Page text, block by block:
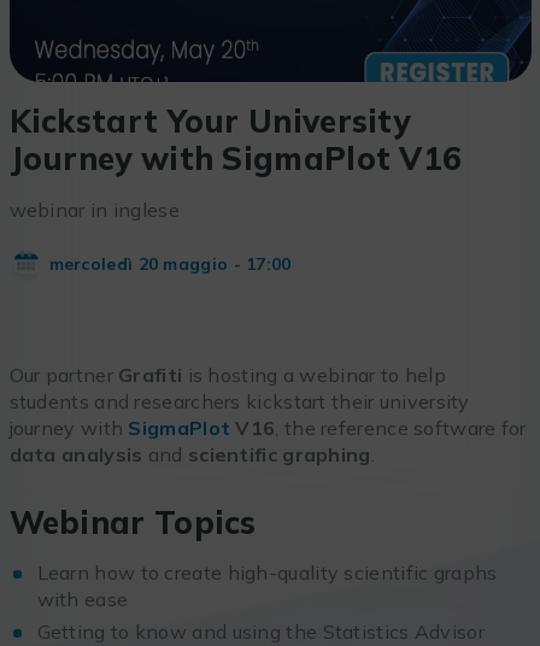
Kickstart Your University
Journey with SigmaPlot V16
webinar in inglese
mercoledì 20 maggio - 17:00
Our partner Grafiti is hosting a webinar to help
students and researchers kickstart their university
journey with SigmaPlot V16, the reference software for
data analysis and scientific graphing.
Webinar Topics
Learn how to create high-quality scientific graphs
with ease
Getting to know and using the Statistics Advisor